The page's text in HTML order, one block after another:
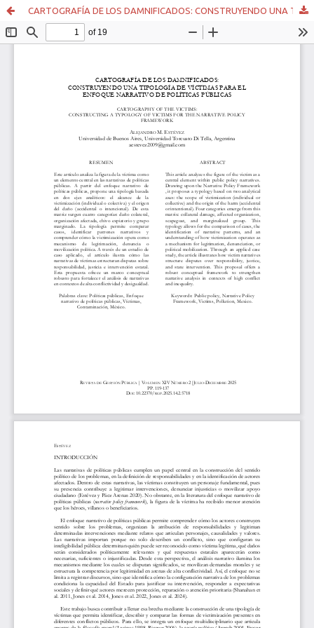
CARTOGRAFÍA DE LOS DAMNIFICADOS: CONSTRUYENDO UNA TIPOLOGÍA DE VÍCTIMAS PARA EL ENFOQUE NARRATIVO DE POLÍTICAS PÚBLICAS